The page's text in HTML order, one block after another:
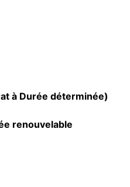
à Durée déterminée)
renouvelable